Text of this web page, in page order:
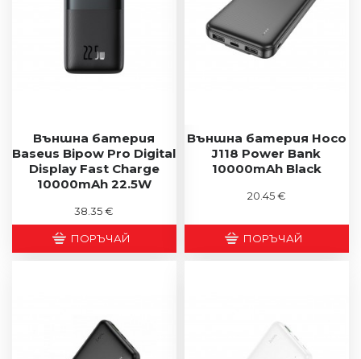
Външна батерия
Baseus Bipow Pro Digital
Display Fast Charge
10000mAh 22.5W
38.35 €
ПОРЪЧАЙ
Външна батерия Hoco
J118 Power Bank
10000mAh Black
20.45 €
ПОРЪЧАЙ